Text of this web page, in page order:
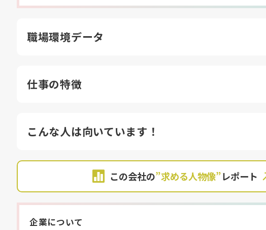
職場環境データ
仕事の特徴
こんな人は向いています！
この会社の”求める人物像”レポート
企業について